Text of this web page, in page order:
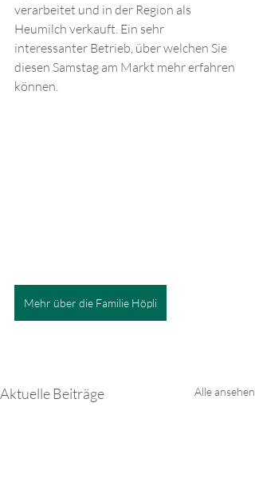
verarbeitet und in der Region als
Heumilch verkauft. Ein sehr
interessanter Betrieb, über welchen Sie
diesen Samstag am Markt mehr erfahren
können.
Mehr über die Familie Höpli
Aktuelle Beiträge Alle ansehen